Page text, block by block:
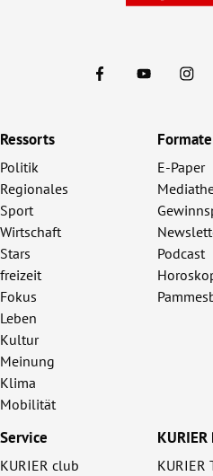
Ressorts
Politik
Regionales
Sport
Wirtschaft
Stars
freizeit
Fokus
Leben
Kultur
Meinung
Klima
Mobilität
Formate
E-Paper
Podcast
Service
KURIER club
KURIER